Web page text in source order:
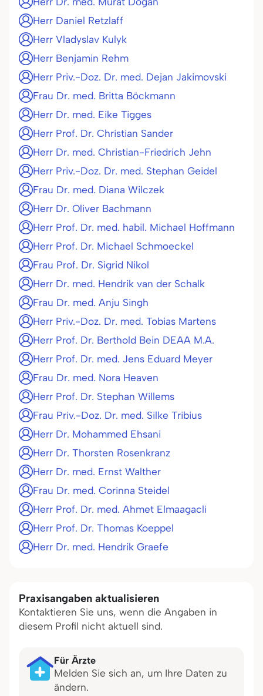
Herr Daniel Retzlaff
Herr Vladyslav Kulyk
Herr Benjamin Rehm
Herr Priv.-Doz. Dr. med. Dejan Jakimovski
Frau Dr. med. Britta Böckmann
Herr Dr. med. Eike Tigges
Herr Prof. Dr. Christian Sander
Herr Dr. med. Christian-Friedrich Jehn
Herr Priv.-Doz. Dr. med. Stephan Geidel
Frau Dr. med. Diana Wilczek
Herr Dr. Oliver Bachmann
Herr Prof. Dr. med. habil. Michael Hoffmann
Herr Prof. Dr. Michael Schmoeckel
Frau Prof. Dr. Sigrid Nikol
Herr Dr. med. Hendrik van der Schalk
Frau Dr. med. Anju Singh
Herr Priv.-Doz. Dr. med. Tobias Martens
Herr Prof. Dr. Berthold Bein DEAA M.A.
Herr Prof. Dr. med. Jens Eduard Meyer
Frau Dr. med. Nora Heaven
Herr Prof. Dr. Stephan Willems
Frau Priv.-Doz. Dr. med. Silke Tribius
Herr Dr. Mohammed Ehsani
Herr Dr. Thorsten Rosenkranz
Herr Dr. med. Ernst Walther
Frau Dr. med. Corinna Steidel
Herr Prof. Dr. med. Ahmet Elmaagacli
Herr Prof. Dr. Thomas Koeppel
Herr Dr. med. Hendrik Graefe
Praxisangaben aktualisieren
Kontaktieren Sie uns, wenn die Angaben in
diesem Profil nicht aktuell sind.
Für Ärzte
Melden Sie sich an, um Ihre Daten zu
ändern.